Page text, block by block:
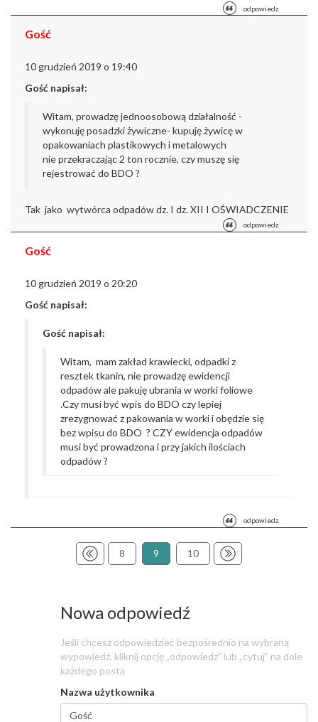
odpowiedz
Gość
10 grudzień 2019 o 19:40
Gość napisał:
Witam, prowadzę jednoosobowądziałalność -
wykonuję posadzki żywiczne- kupuję żywicę w
opakowaniach plastikowych i metalowych
nieprzekraczając 2 ton rocznie, czy muszę się
rejestrować do BDO ?
Tak jako wytwórca odpadów dz. I dz. XII I OŚWIADCZENIE
odpowiedz
Gość
10 grudzień 2019 o 20:20
Gość napisał:
Gość napisał:
Witam, mam zakład krawiecki, odpadki z
resztek tkanin, nie prowadzę ewidencji
odpadów ale pakuję ubrania w worki foliowe
.Czy musi być wpis do BDO czy lepiej
zrezygnować z pakowania w worki i obędzie się
bez wpisu do BDO ? CZY ewidencja odpadów
musi być prowadzona i przy jakich ilościach
odpadów ?
odpowiedz
8 9 10
Nowa odpowiedź
Jeśli chcesz odpowiedzieć bezpośrednio na wybraną
wypowiedź, kliknij opcję „odpowiedz” lub „cytuj” na dole
każdego posta
Nazwa użytkownika
Nazwa